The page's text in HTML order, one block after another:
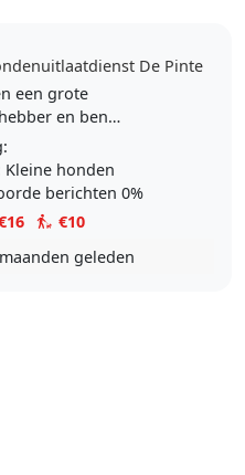
De Pinte
een grote
en ben
grote
zoals Boeviers,
Ik pas al een paar
Kleine honden
berichten 0%
€10
geleden